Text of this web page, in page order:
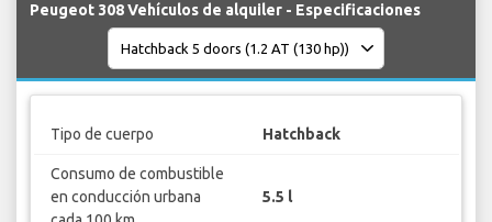
Peugeot 308 Vehículos de alquiler - Especificaciones
Tipo de cuerpo Hatchback
Consumo de combustible
en conducción urbana
5.5 l